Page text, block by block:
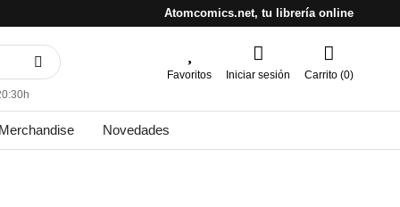
Atomcomics.net, tu librería online
Favoritos Iniciar sesión Carrito (0)
Novedades